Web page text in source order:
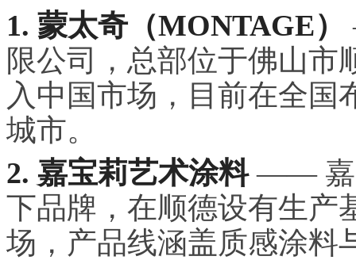
1. 蒙太奇（MONTAGE）
限公司，总部位于佛山市
入中国市场，目前在全国
城市。
2. 嘉宝莉艺术涂料—— 嘉
下品牌，在顺德设有生产
场，产品线涵盖质感涂料